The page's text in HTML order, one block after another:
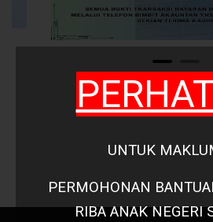
UNTUK
PERMOHONAN
RIBAANAK NEGERI